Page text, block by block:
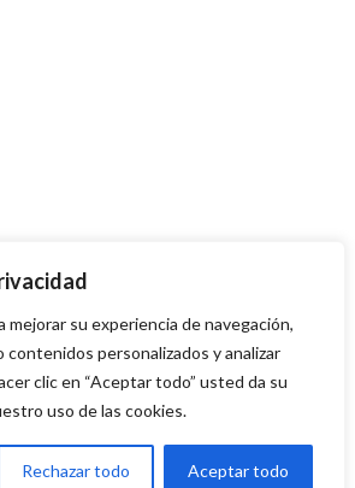
mejorar su experiencia de navegación,
contenidos personalizados y analizar
clic en “Aceptar todo” usted da su
uso de las cookies.
Rechazar todo Aceptar todo